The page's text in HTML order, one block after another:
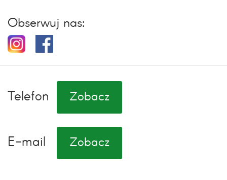
Obserwuj nas:
Telefon Zobacz
E-mail Zobacz